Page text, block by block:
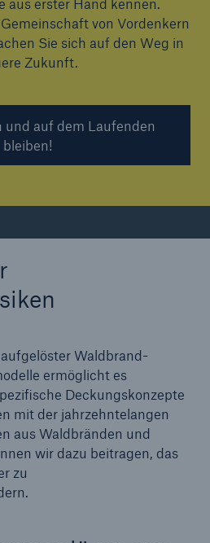
aus erster Hand kennen.
von Vordenkern
Sie sich auf den Weg in
Zukunft.
und auf dem Laufenden
bleiben!
Waldbrand-
ermöglicht es
Deckungskonzepte
mit der jahrzehntelangen
aus Waldbränden und
wir dazu beitragen, das
zu